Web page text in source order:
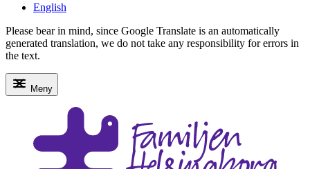
English
Please bear in mind, since Google Translate is an automatically
generated translation, we do not take any responsibility for errors in
the text.
Meny